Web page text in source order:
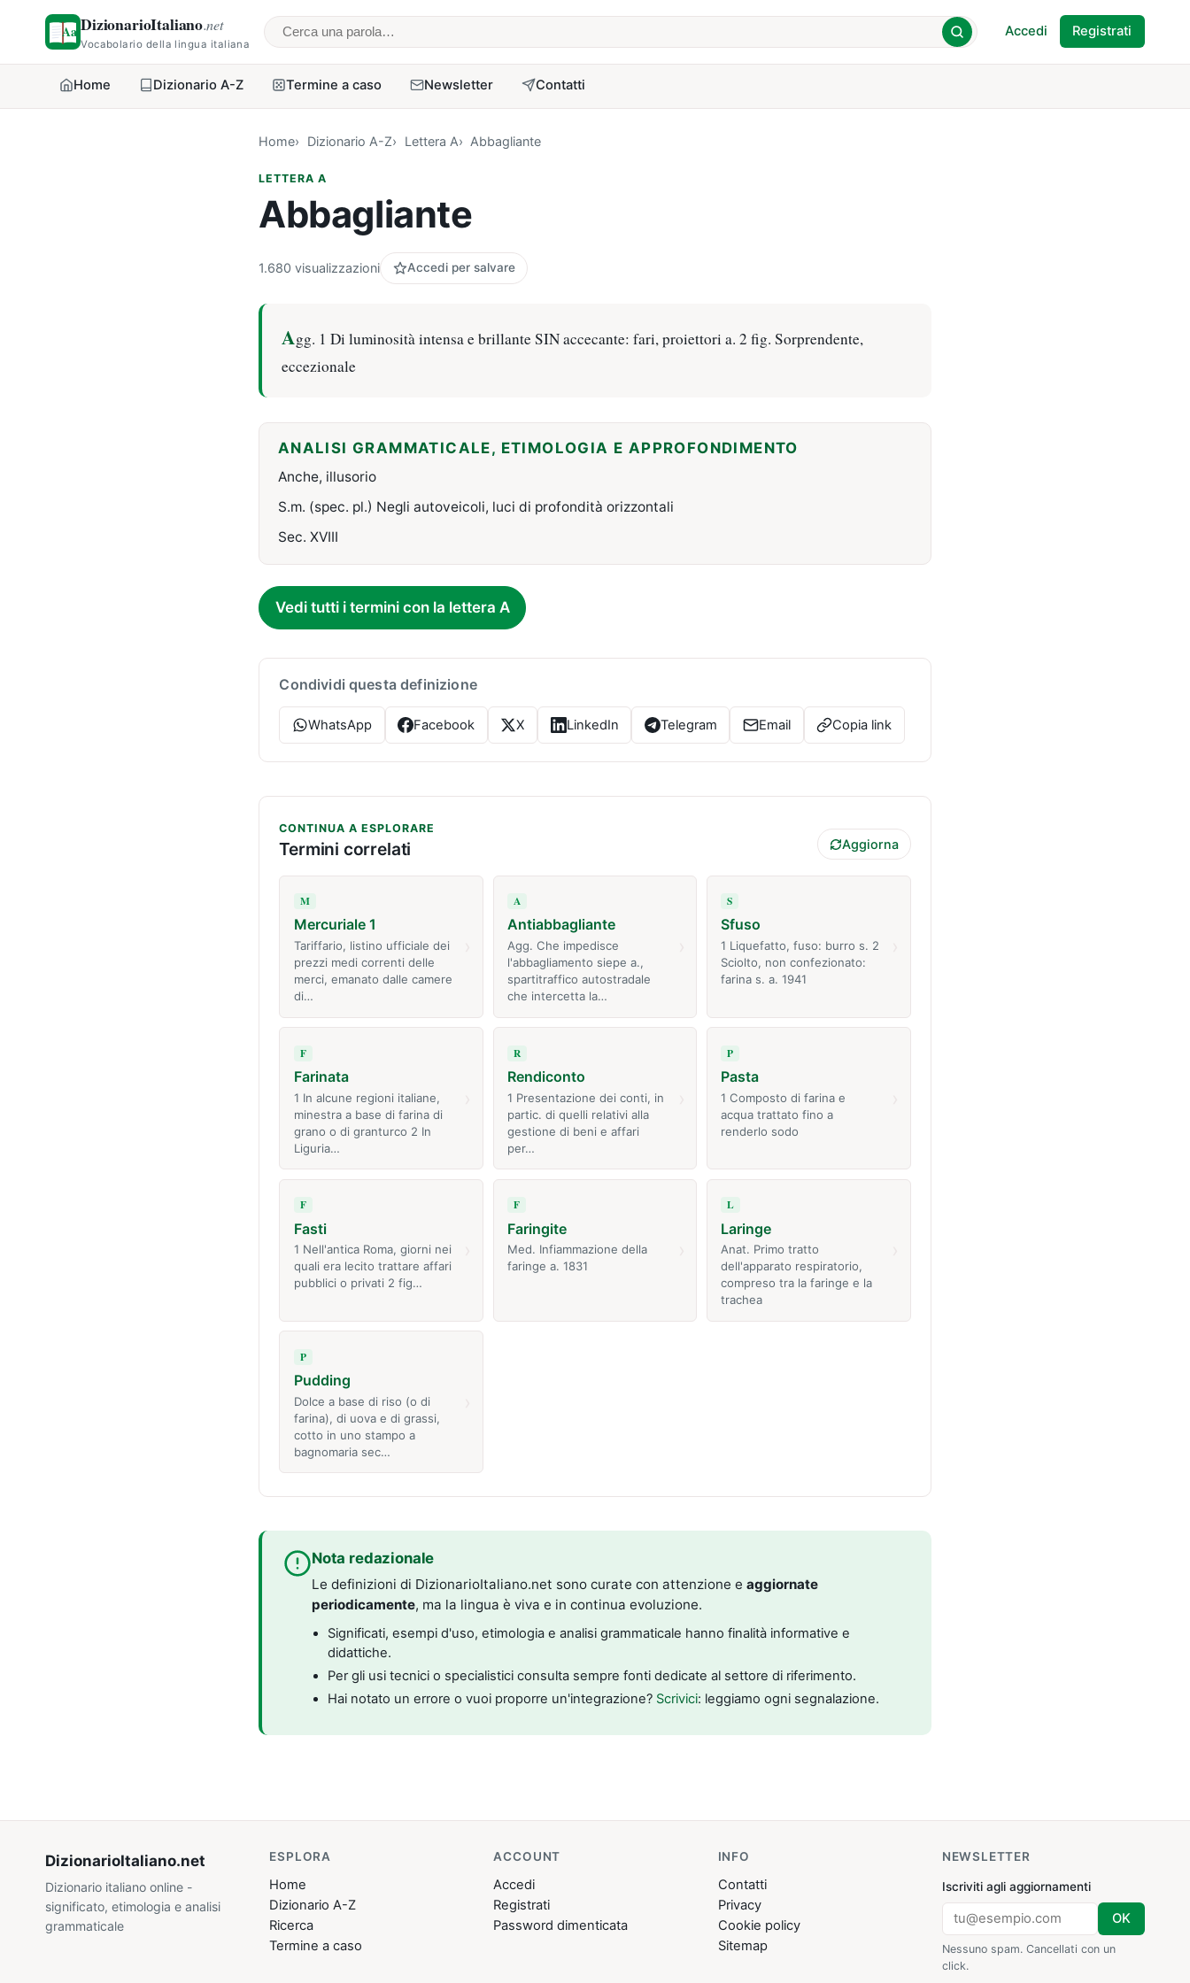
DizionarioItaliano.net
Vocabolario della lingua italiana Cerca una parola
Accedi Registrati
Home Dizionario A-Z Termine a caso Newsletter Contatti
Home Dizionario A-Z Lettera A Abbagliante
LETTERA A
Abbagliante
1.680 visualizzazioni Accedi per salvare
Agg. 1 Di luminosità intensa e brillante SIN accecante: fari, proiettori a. 2 fig. Sorprendente,
eccezionale
ANALISI GRAMMATICALE, ETIMOLOGIA E APPROFONDIMENTO
Anche, illusorio
S.m. (spec. pl.) Negli autoveicoli, luci di profondità orizzontali
Sec. XVIII
Vedi tutti i termini con la lettera A
Condividi questa definizione
WhatsApp Facebook X LinkedIn Telegram Email Copia link
CONTINUA A ESPLORARE
Termini correlati Aggiorna
M
Mercuriale 1
Tariffario, listino ufficiale dei
prezzi medi correnti delle
merci, emanato dalle camere
di…
A
Antiabbagliante
Agg. Che impedisce
l'abbagliamento siepe a.,
spartitraffico autostradale
che intercetta la…
S
Sfuso
1 Liquefatto, fuso: burro s. 2
Sciolto, non confezionato:
farina s. a. 1941
F
Farinata
1 In alcune regioni italiane,
minestra a base di farina di
grano o di granturco 2 In
Liguria…
R
Rendiconto
1 Presentazione dei conti, in
partic. di quelli relativi alla
gestione di beni e affari
per…
P
Pasta
1 Composto di farina e
acqua trattato fino a
renderlo sodo
F
Fasti
1 Nell'antica Roma, giorni nei
quali era lecito trattare affari
pubblici o privati 2 fig…
F
Faringite
Med. Infiammazione della
faringe a. 1831
L
Laringe
Anat. Primo tratto
dell'apparato respiratorio,
compreso tra la faringe e la
trachea
P
Pudding
Dolce a base di riso (o di
farina), di uova e di grassi,
cotto in uno stampo a
bagnomaria sec…
Nota redazionale
Le definizioni di DizionarioItaliano.net sono curate con attenzione e aggiornate
periodicamente, ma la lingua è viva e in continua evoluzione.
Significati, esempi d'uso, etimologia e analisi grammaticale hanno finalità informative e
didattiche.
Per gli usi tecnici o specialistici consulta sempre fonti dedicate al settore di riferimento.
Hai notato un errore o vuoi proporre un'integrazione? Scrivici: leggiamo ogni segnalazione.
DizionarioItaliano.net
Dizionario italiano online -
significato, etimologia e analisi
grammaticale
ESPLORA
Home
Dizionario A-Z
Ricerca
Termine a caso
ACCOUNT
Accedi
Registrati
Password dimenticata
INFO
Contatti
Privacy
Cookie policy
Sitemap
NEWSLETTER
Iscriviti agli aggiornamenti
OK
Nessuno spam. Cancellati con un
click.